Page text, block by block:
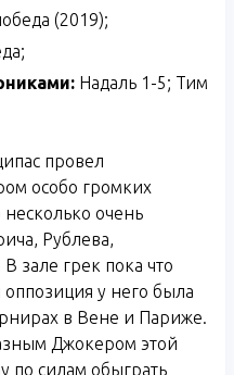
(2019);
Надаль 1-5; Тим
провел
особо громких
очень
Рублева,
зале грек пока что
у него была
в Вене и Париже.
Джокером этой
по силам обыграть